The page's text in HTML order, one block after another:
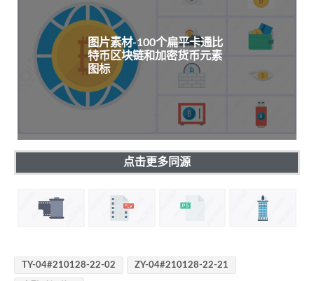
图片素材-100个扁平卡通比
特币区块链和加密货币元素
图标
点击更多同源
TY-04#210128-22-02 ZY-04#210128-22-21